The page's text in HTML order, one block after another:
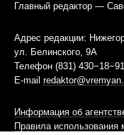
Главный редактор —
Адрес редакции:
ул. Белинского, 9А
Телефон (831) 430−18−91
E-mail
Информация об
Правила использования